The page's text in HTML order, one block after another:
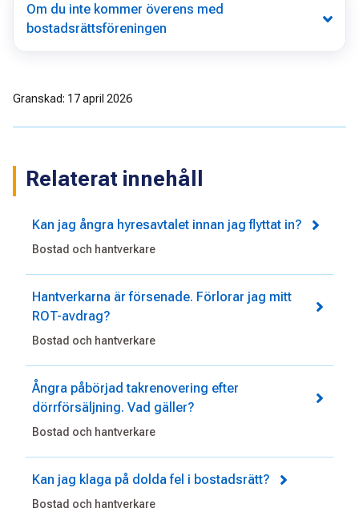
Om du inte kommer överens med
bostadsrättsföreningen
Granskad: 17 april 2026
Relaterat innehåll
Kan jag ångra hyresavtalet innan jag flyttat in?
Bostad och hantverkare
Hantverkarna är försenade. Förlorar jag mitt
ROT-avdrag?
Bostad och hantverkare
Ångra påbörjad takrenovering efter
dörrförsäljning. Vad gäller?
Bostad och hantverkare
Kan jag klaga på dolda fel i bostadsrätt?
Bostad och hantverkare